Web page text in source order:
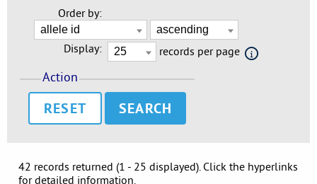
Order by:
Display: records per page
Action
RESET
42 records returned (1 - 25 displayed). Click the hyperlinks
for detailed information.